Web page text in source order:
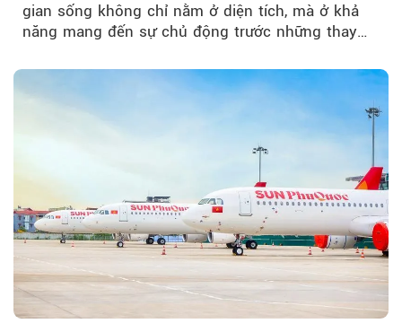
Theo
gian sống không chỉ nằm ở diện tích, mà ở khả
năng mang đến sự chủ động trước những thay